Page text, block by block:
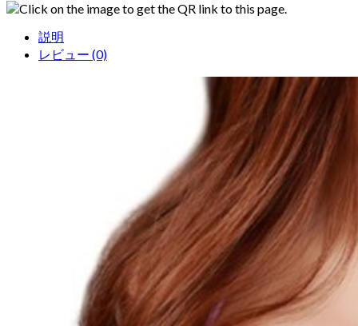
Click on the image to get the QR link to this page.
説明
レビュー (0)